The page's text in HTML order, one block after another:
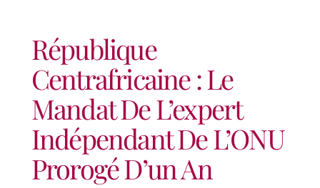
République
Centrafricaine : Le
Mandat De L’expert
Indépendant De L’ONU
Prorogé D’un An